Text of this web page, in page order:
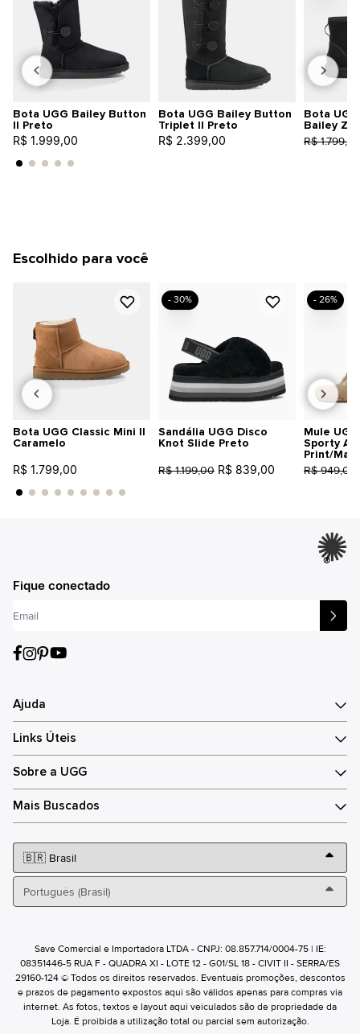
Bota UGG Bailey Button
II Preto
R$ 1.999,00
Bota UGG Bailey Button
Triplet II Preto
R$ 2.399,00
Bota
Bailey
R$
Escolhido para você
Bota UGG Classic Mini II
Caramelo
R$ 1.799,00
Sandália UGG Disco
Knot Slide Preto
R$ 1.199,00 R$ 839,00
- 30%
Mule
Sporty
Print/
R$ 949,00
- 26%
®
Fique conectado
Ajuda
Links Úteis
Sobre a UGG
Mais Buscados
Save Comercial e Importadora LTDA - CNPJ: 08.857.714/0004-75 | IE:
08351446-5 RUA F - QUADRA XI - LOTE 12 - G01/SL 18 - CIVIT II - SERRA/ES
29160-124 © Todos os direitos reservados. Eventuais promoções, descontos
e prazos de pagamento expostos aqui são válidos apenas para compras via
internet. As fotos, textos e layout aqui veiculados são de propriedade da
Loja. É proibida a utilização total ou parcial sem autorização.